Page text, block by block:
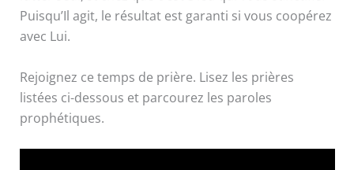
Puisqu’Il agit, le résultat est garanti si vous coopérez
avec Lui.
Rejoignez ce temps de prière. Lisez les prières
listées ci-dessous et parcourez les paroles
prophétiques.